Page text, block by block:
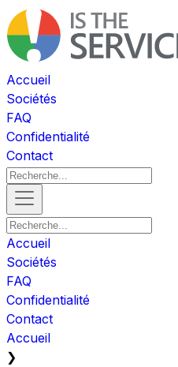
Accueil
Sociétés
FAQ
Confidentialité
Contact
Accueil
Sociétés
FAQ
Confidentialité
Contact
Accueil
❯